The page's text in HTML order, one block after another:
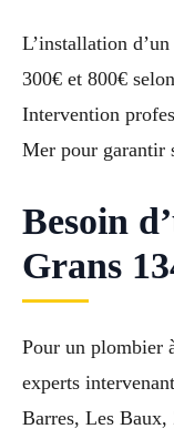
L’installation
300€ et 800€
Intervention
Mer pour garantir
Besoin
Grans
Pour un plombier
experts
Barres, Les